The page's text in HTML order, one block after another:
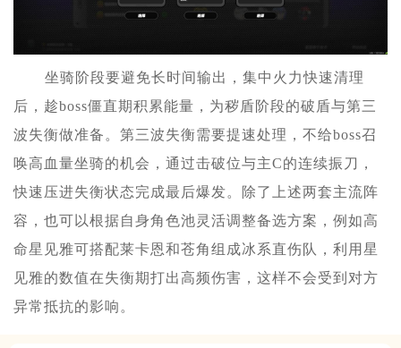
坐骑阶段要避免长时间输出，集中火力快速清理
后，趁boss僵直期积累能量，为秽盾阶段的破盾与第三
波失衡做准备。第三波失衡需要提速处理，不给boss召
唤高血量坐骑的机会，通过击破位与主C的连续振刀，
快速压进失衡状态完成最后爆发。除了上述两套主流阵
容，也可以根据自身角色池灵活调整备选方案，例如高
命星见雅可搭配莱卡恩和苍角组成冰系直伤队，利用星
见雅的数值在失衡期打出高频伤害，这样不会受到对方
异常抵抗的影响。